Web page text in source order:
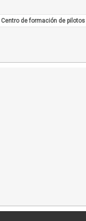
Centro de formación de pilotos